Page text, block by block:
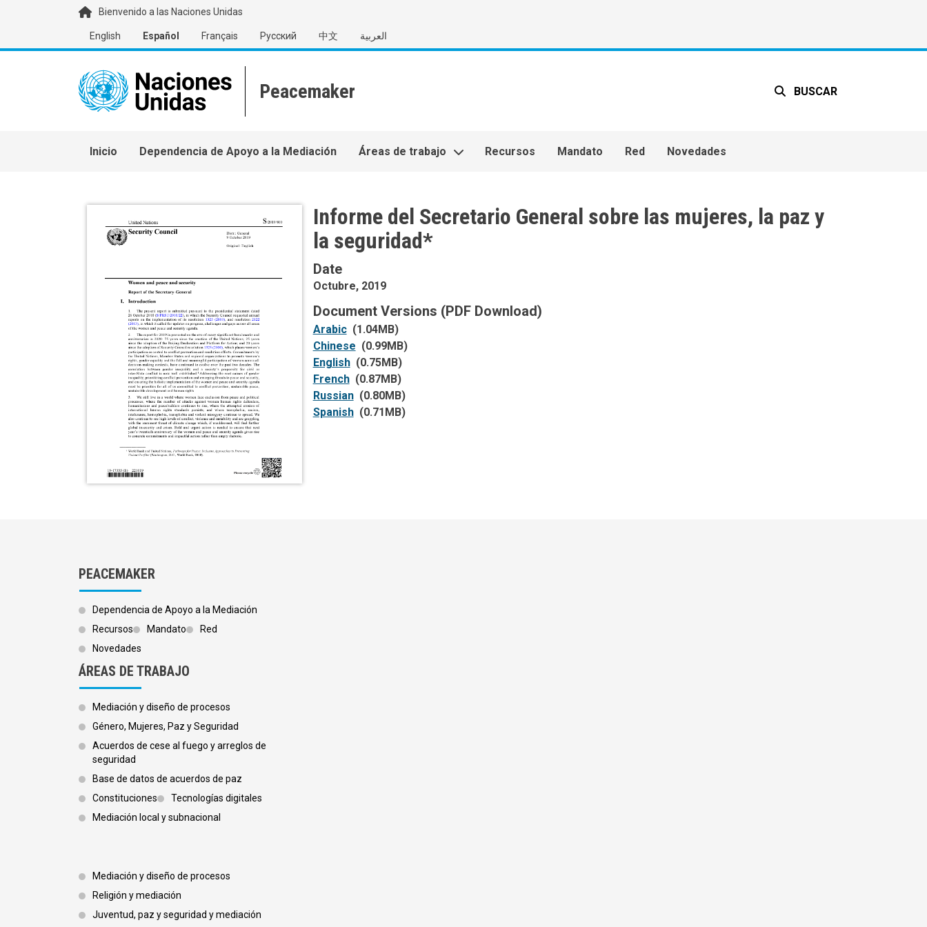
Pasar al contenido principalBienvenido a las Naciones Unidas
English Español Français Русский 中文 العربية
BUSCAR
Main navigation
Inicio Dependencia de Apoyo a la Mediación Áreas de trabajo Recursos Mandato Red Novedades
Informe del Secretario General sobre las mujeres, la paz y
la seguridad*
Date
Octubre, 2019
Document Versions (PDF Download)
Arabic (1.04MB)
Chinese (0.99MB)
English (0.75MB)
French (0.87MB)
Russian (0.80MB)
Spanish (0.71MB)
PEACEMAKER
Dependencia de Apoyo a la Mediación
Recursos
Mandato
Red
Novedades
ÁREAS DE TRABAJO
Mediación y diseño de procesos
Género, Mujeres, Paz y Seguridad
Acuerdos de cese al fuego y arreglos de
seguridad
Base de datos de acuerdos de paz
Constituciones
Tecnologías digitales
Mediación local y subnacional
Footer 3
Mediación y diseño de procesos
Religión y mediación
Juventud, paz y seguridad y mediación